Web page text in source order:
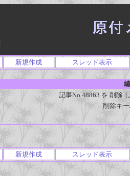
新規作成 スレッド表示
記事No.48863 を 削除
削除キ
新規作成 スレッド表示